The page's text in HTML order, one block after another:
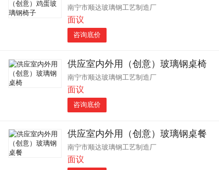
南宁市顺达玻璃钢工艺制造厂
面议
咨询底价
供应室内外用（创意）玻璃钢桌椅
南宁市顺达玻璃钢工艺制造厂
面议
咨询底价
供应室内外用（创意）玻璃钢桌餐
南宁市顺达玻璃钢工艺制造厂
面议